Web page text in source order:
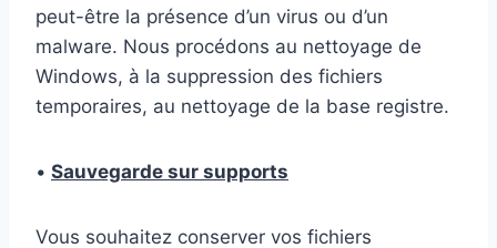
peut-être la présence d’un virus ou d’un
malware. Nous procédons au nettoyage de
Windows, à la suppression des fichiers
temporaires, au nettoyage de la base registre.
• Sauvegarde sur supports
Vous souhaitez conserver vos fichiers